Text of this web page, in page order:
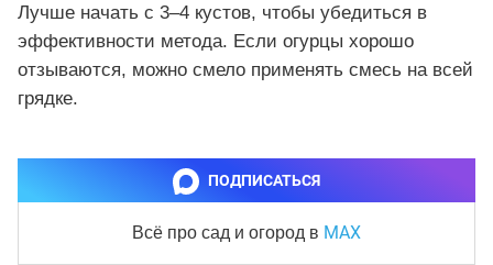
Лучше начать с 3–4 кустов, чтобы убедиться в
эффективности метода. Если огурцы хорошо
отзываются, можно смело применять смесь на всей
грядке.
ПОДПИСАТЬСЯ
Всё про сад и огород в MAX